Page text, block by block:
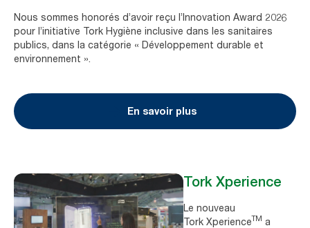
Nous sommes honorés d’avoir reçu l’Innovation Award 2026
pour l’initiative Tork Hygiène inclusive dans les sanitaires
publics, dans la catégorie « Développement durable et
environnement ».
En savoir plus
Tork Xperience
Le nouveau
Tork XperienceTM a